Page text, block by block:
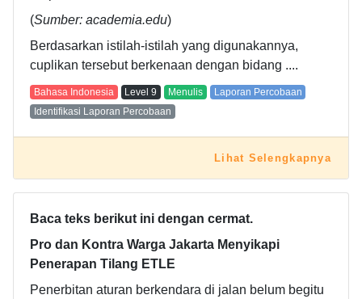
(Sumber: academia.edu)
Berdasarkan istilah-istilah yang digunakannya,
cuplikan tersebut berkenaan dengan bidang ....
Bahasa Indonesia Level 9 Menulis
Laporan Percobaan
Identifikasi Laporan Percobaan
Lihat Selengkapnya
Baca teks berikut ini dengan cermat.
Pro dan Kontra Warga Jakarta Menyikapi
Penerapan Tilang ETLE
Penerbitan aturan berkendara di jalan belum begitu